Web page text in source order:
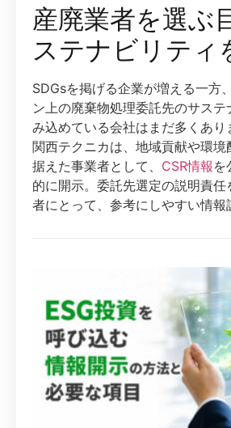
産廃業者を選ぶ
ステナビリティ
SDGsを掲げる企業が増える一方
ン上の廃棄物処理委託先のサス
み込めている会社はまだ多くあ
関西テクニカは、地域貢献や環境
据えた事業者として、 CSR情報 を
的に開示。委託先選定の説明責任
者にとって、参考にしやすい情報